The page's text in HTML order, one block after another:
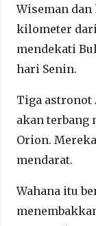
Wiseman dan
kilometer
mendekati
hari Senin.
Tiga astronot
akan terbang
Orion.
mendarat.
Wahana itu